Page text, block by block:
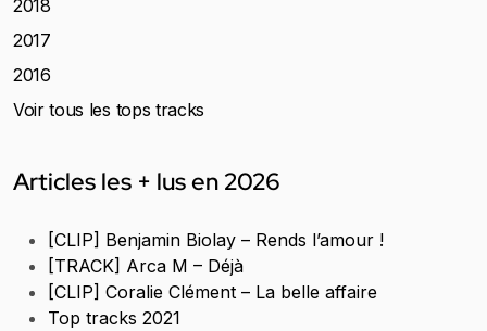
2018
2017
2016
Voir tous les tops tracks
Articles les + lus en 2026
[CLIP] Benjamin Biolay – Rends l’amour !
[TRACK] Arca M – Déjà
[CLIP] Coralie Clément – La belle affaire
Top tracks 2021